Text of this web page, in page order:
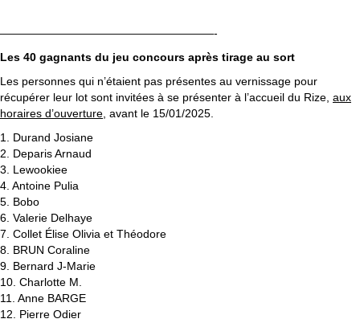
———————————————————-
Les 40 gagnants du jeu concours après tirage au sort
Les personnes qui n’étaient pas présentes au vernissage pour
récupérer leur lot sont invitées à se présenter à l’accueil du Rize, aux
horaires d’ouverture , avant le 15/01/2025.
1. Durand Josiane
2. Deparis Arnaud
3. Lewookiee
4. Antoine Pulia
5. Bobo
6. Valerie Delhaye
7. Collet Élise Olivia et Théodore
8. BRUN Coraline
9. Bernard J-Marie
10. Charlotte M.
11. Anne BARGE
12. Pierre Odier